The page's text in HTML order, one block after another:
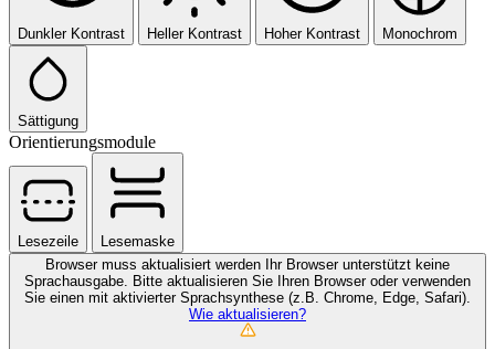
Dunkler Kontrast Heller Kontrast Hoher Kontrast Monochrom
Sättigung
Orientierungsmodule
Lesezeile
Lesemaske
Browser muss aktualisiert werden
Ihr Browser unterstützt keine
Sprachausgabe. Bitte aktualisieren Sie Ihren Browser oder verwenden
Sie einen mit aktivierter Sprachsynthese (z.B. Chrome, Edge, Safari).
Wie aktualisieren?